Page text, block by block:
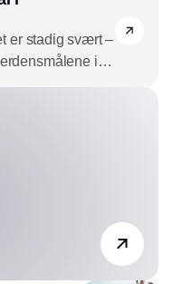
er stadig svært –
ind
en traditionelt
hvilke
sig selv og